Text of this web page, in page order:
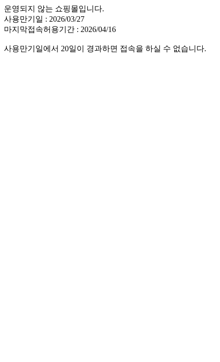
운영되지 않는 쇼핑몰입니다.
사용만기일 : 2026/03/27
마지막접속허용기간 : 2026/04/16
사용만기일에서 20일이 경과하면 접속을 하실 수 없습니다.